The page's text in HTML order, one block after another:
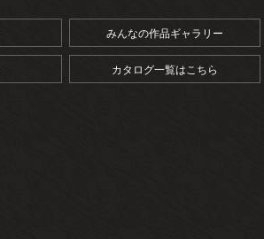
みんなの作品ギャラリー
カタログ一覧はこちら